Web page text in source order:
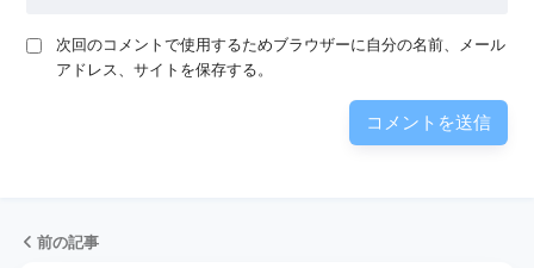
次回のコメントで使用するためブラウザーに自分の名前、メール
アドレス、サイトを保存する。
前の記事